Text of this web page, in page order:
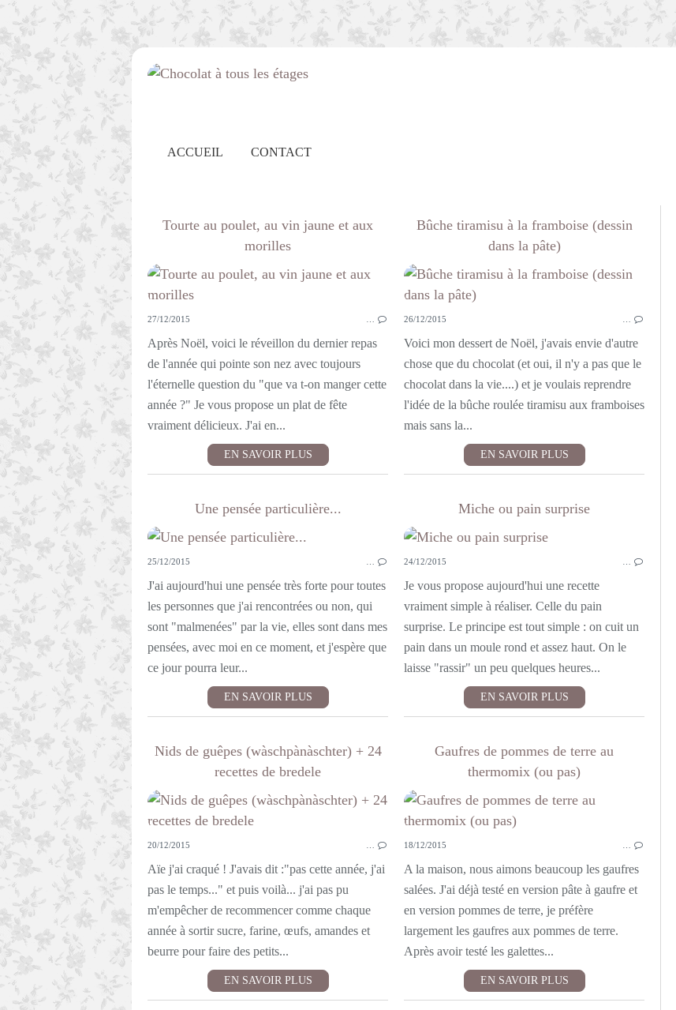
ACCUEIL CONTACT
Tourte au poulet, au vin jaune et aux
morilles
PLAT COMPLET
CUISINE FRANC COMTOISE
27/12/2015
Après Noël, voici le réveillon du dernier repas
de l'année qui pointe son nez avec toujours
l'éternelle question du "que va t-on manger cette
année ?" Je vous propose un plat de fête
vraiment délicieux. J'ai en...
EN SAVOIR PLUS
Bûche tiramisu à la framboise (dessin
dans la pâte)
26/12/2015
Voici mon dessert de Noël, j'avais envie d'autre
chose que du chocolat (et oui, il n'y a pas que le
chocolat dans la vie....) et je voulais reprendre
l'idée de la bûche roulée tiramisu aux framboises
mais sans la...
EN SAVOIR PLUS
Une pensée particulière...
25/12/2015
J'ai aujourd'hui une pensée très forte pour toutes
les personnes que j'ai rencontrées ou non, qui
sont "malmenées" par la vie, elles sont dans mes
pensées, avec moi en ce moment, et j'espère que
ce jour pourra leur...
EN SAVOIR PLUS
Miche ou pain surprise
24/12/2015
Je vous propose aujourd'hui une recette
vraiment simple à réaliser. Celle du pain
surprise. Le principe est tout simple : on cuit un
pain dans un moule rond et assez haut. On le
laisse "rassir" un peu quelques heures...
EN SAVOIR PLUS
Nids de guêpes (wàschpànàschter) + 24
recettes de bredele
BREDELE (PETITS GÂTEAUX DE NOËL)
PETITS FOURS ET MIGNARDISES
20/12/2015
Aïe j'ai craqué ! J'avais dit :"pas cette année, j'ai
pas le temps..." et puis voilà... j'ai pas pu
m'empêcher de recommencer comme chaque
année à sortir sucre, farine, œufs, amandes et
beurre pour faire des petits...
EN SAVOIR PLUS
Gaufres de pommes de terre au
thermomix (ou pas)
18/12/2015
A la maison, nous aimons beaucoup les gaufres
salées. J'ai déjà testé en version pâte à gaufre et
en version pommes de terre, je préfère
largement les gaufres aux pommes de terre.
Après avoir testé les galettes...
EN SAVOIR PLUS